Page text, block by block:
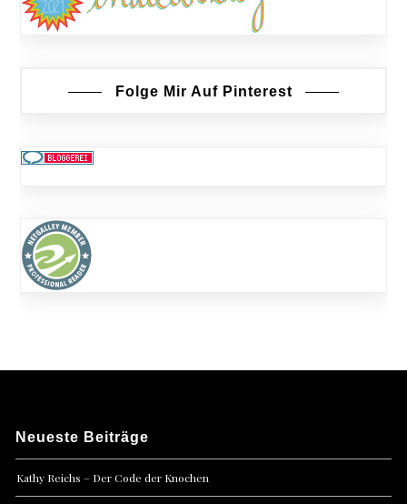
Folge Mir Auf Pinterest
Neueste Beiträge
Kathy Reichs – Der Code der Knochen